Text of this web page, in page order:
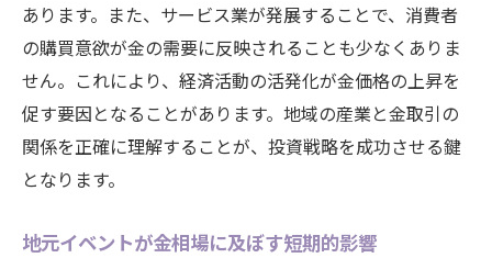
あります。また、サービス業が発展することで、消費者
の購買意欲が金の需要に反映されることも少なくありま
せん。これにより、経済活動の活発化が金価格の上昇を
促す要因となることがあります。地域の産業と金取引の
関係を正確に理解することが、投資戦略を成功させる鍵
となります。
地元イベントが金相場に及ぼす短期的影響